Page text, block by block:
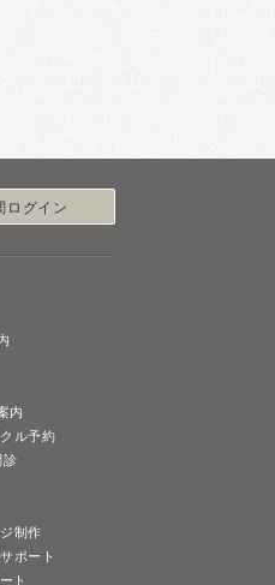
ログイン
内
ル予約
診
制作
ポート
ト